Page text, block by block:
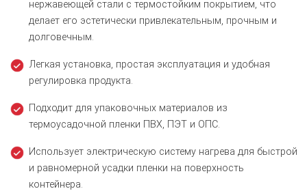
нержавеющей стали с термостойким покрытием, что
делает его эстетически привлекательным, прочным и
долговечным.
Легкая установка, простая эксплуатация и удобная
регулировка продукта.
Подходит для упаковочных материалов из
термоусадочной пленки ПВХ, ПЭТ и ОПС.
Использует электрическую систему нагрева для быстрой
и равномерной усадки пленки на поверхность
контейнера.